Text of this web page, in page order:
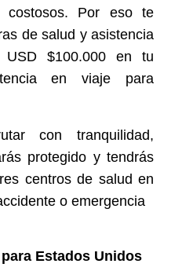
Por eso te
de salud y asistencia
USD $100.000 en tu
en viaje para
con tranquilidad,
protegido y tendrás
centros de salud en
o emergencia
Estados Unidos